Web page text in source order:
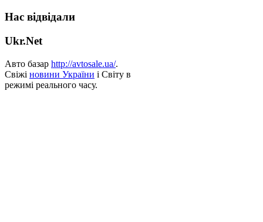
Нас відвідали
Ukr.Net
Авто базар http://avtosale.ua/.
Свіжі новини України і Світу в
режимі реального часу.